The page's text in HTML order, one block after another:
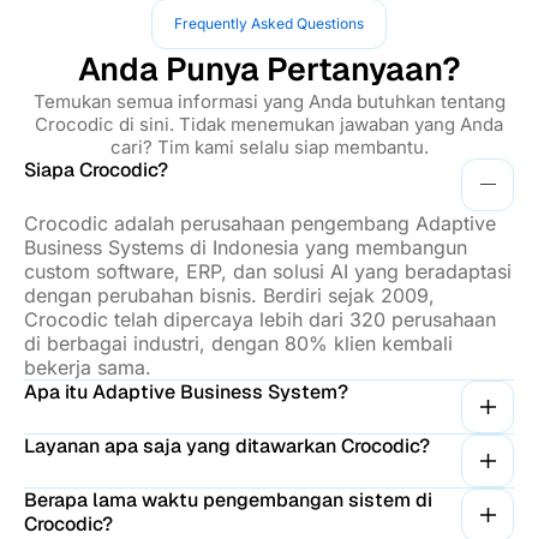
Frequently Asked Questions
Anda Punya Pertanyaan?
Temukan semua informasi yang Anda butuhkan tentang
Crocodic di sini. Tidak menemukan jawaban yang Anda
cari? Tim kami selalu siap membantu.
Siapa Crocodic?
Crocodic adalah perusahaan pengembang Adaptive
Business Systems di Indonesia yang membangun
custom software, ERP, dan solusi AI yang beradaptasi
dengan perubahan bisnis. Berdiri sejak 2009,
Crocodic telah dipercaya lebih dari 320 perusahaan
di berbagai industri, dengan 80% klien kembali
bekerja sama.
Apa itu Adaptive Business System?
Layanan apa saja yang ditawarkan Crocodic?
Berapa lama waktu pengembangan sistem di
Crocodic?